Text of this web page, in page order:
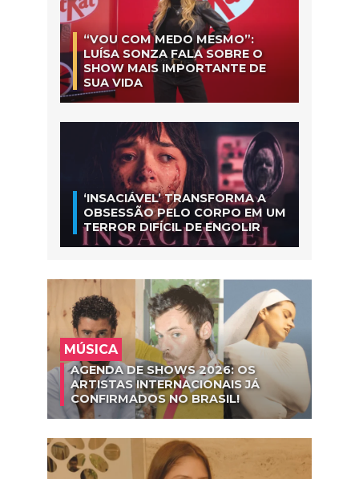
“VOU COM MEDO MESMO”:
LUÍSA SONZA FALA SOBRE O
SHOW MAIS IMPORTANTE DE
SUA VIDA
‘INSACIÁVEL’ TRANSFORMA A
OBSESSÃO PELO CORPO EM UM
TERROR DIFÍCIL DE ENGOLIR
MÚSICA
AGENDA DE SHOWS 2026: OS
ARTISTAS INTERNACIONAIS JÁ
CONFIRMADOS NO BRASIL!